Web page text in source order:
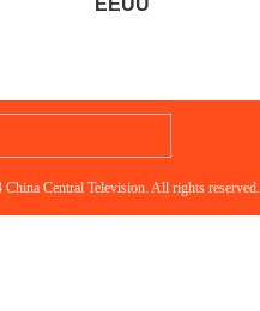
EEUU
Central Television. All rights reserved.